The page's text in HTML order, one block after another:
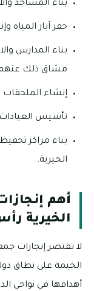
بناء المساجد
حفر آبار المياه
بناء المدارس
مشاق ذلك
إنشاء الملحقات
تأسيس العيادات
بناء مراكز
الخيرية.
أهم
الخيرية
لا تقتصر إنجازات
الخيمة على نطاق
أهدافها في نواحي